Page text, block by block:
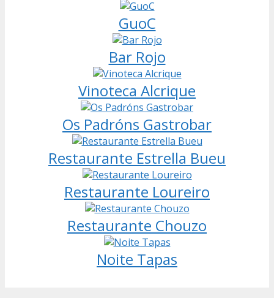
GuoC
Bar Rojo
Vinoteca Alcrique
Os Padróns Gastrobar
Restaurante Estrella Bueu
Restaurante Loureiro
Restaurante Chouzo
Noite Tapas